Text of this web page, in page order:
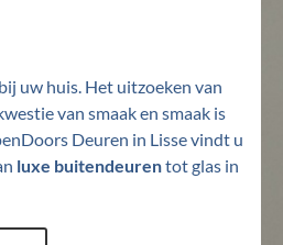
uw huis. Het uitzoeken van
van smaak en smaak is
Deuren in Lisse vindt u
luxe buitendeurentot glas in